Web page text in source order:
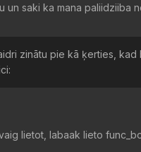
un saki ka mana paliidziiba
zinātu pie kā ķerties,
lietot, labaak lieto